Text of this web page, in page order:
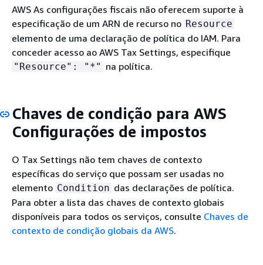
AWS As configurações fiscais não oferecem suporte à
especificação de um ARN de recurso no Resource
elemento de uma declaração de política do IAM. Para
conceder acesso ao AWS Tax Settings, especifique
"Resource": "*" na política.
Chaves de condição para AWS
Configurações de impostos
O Tax Settings não tem chaves de contexto
específicas do serviço que possam ser usadas no
elemento Condition das declarações de política.
Para obter a lista das chaves de contexto globais
disponíveis para todos os serviços, consulte Chaves de
contexto de condição globais da AWS.